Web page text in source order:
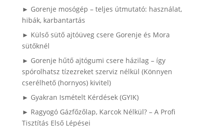
► Gorenje mosógép – teljes útmutató: használat,
hibák, karbantartás
► Külső sütő ajtóüveg csere Gorenje és Mora
sütőknél
► Gorenje hűtő ajtógumi csere házilag – így
spórolhatsz tízezreket szerviz nélkül (Könnyen
cserélhető (hornyos) kivitel)
► Gyakran Ismételt Kérdések (GYIK)
► Ragyogó Gázfőzőlap, Karcok Nélkül? – A Profi
Tisztítás Első Lépései